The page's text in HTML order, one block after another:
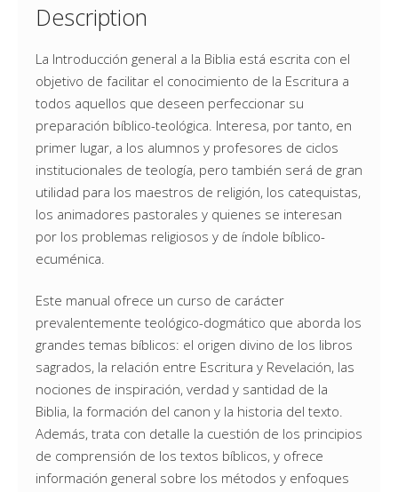
Description
La Introducción general a la Biblia está escrita con el
objetivo de facilitar el conocimiento de la Escritura a
todos aquellos que deseen perfeccionar su
preparación bíblico-teológica. Interesa, por tanto, en
primer lugar, a los alumnos y profesores de ciclos
institucionales de teología, pero también será de gran
utilidad para los maestros de religión, los catequistas,
los animadores pastorales y quienes se interesan
por los problemas religiosos y de índole bíblico-
ecuménica.
Este manual ofrece un curso de carácter
prevalentemente teológico-dogmático que aborda los
grandes temas bíblicos: el origen divino de los libros
sagrados, la relación entre Escritura y Revelación, las
nociones de inspiración, verdad y santidad de la
Biblia, la formación del canon y la historia del texto.
Además, trata con detalle la cuestión de los principios
de comprensión de los textos bíblicos, y ofrece
información general sobre los métodos y enfoques